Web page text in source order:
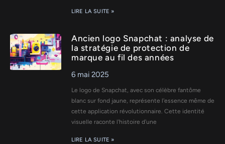
LIRE LA SUITE »
Ancien logo Snapchat : analyse de
la stratégie de protection de
marque au fil des années
6 mai 2025
Le logo de Snapchat, avec son célèbre fantôme
blanc sur fond jaune, représente l'essence même de
cette application révolutionnaire. Cette identité
visuelle raconte l'histoire d'une
LIRE LA SUITE »